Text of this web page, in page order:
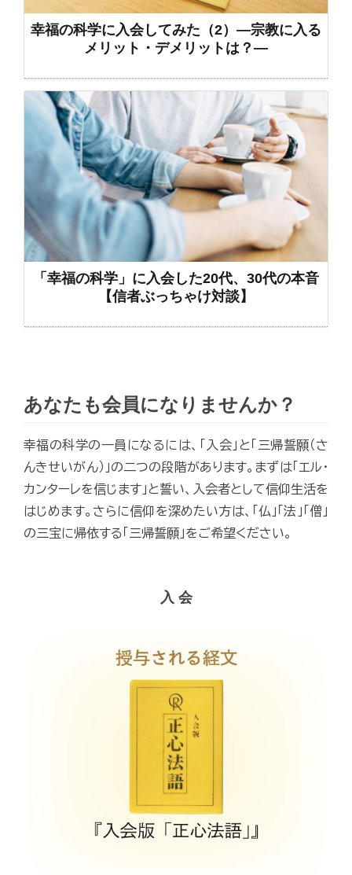
幸福の科学に入会してみた（2）―宗教に入る
メリット・デメリットは？―
「幸福の科学」に入会した20代、30代の本音
【信者ぶっちゃけ対談】
あなたも会員になりませんか？
幸福の科学の一員になるには、「入会」と「三帰誓願（さ
んきせいがん）」の二つの段階があります。まずは「エル・
カンターレを信じます」と誓い、入会者として信仰生活を
はじめます。さらに信仰を深めたい方は、「仏」「法」「僧」
の三宝に帰依する「三帰誓願」をご希望ください。
入 会